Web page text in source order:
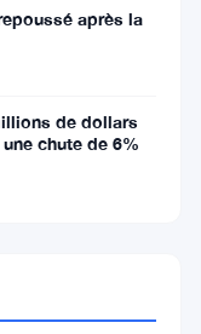
après la
de dollars
chute de 6%